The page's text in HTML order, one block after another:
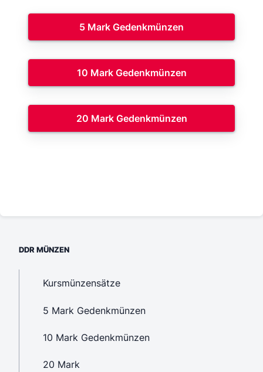
5 Mark Gedenkmünzen
10 Mark Gedenkmünzen
20 Mark Gedenkmünzen
DDR MÜNZEN
Kursmünzensätze
5 Mark Gedenkmünzen
10 Mark Gedenkmünzen
20 Mark